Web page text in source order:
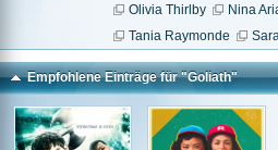
Olivia Thirlby
Nina
Tania Raymonde
Empfohlene Einträge für "Goliath"